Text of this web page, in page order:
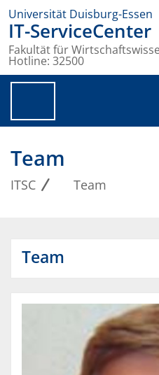
Universität Duisburg-Essen
IT-ServiceCenter
Fakultät für
Hotline: 32500
Team
ITSC Team
Team